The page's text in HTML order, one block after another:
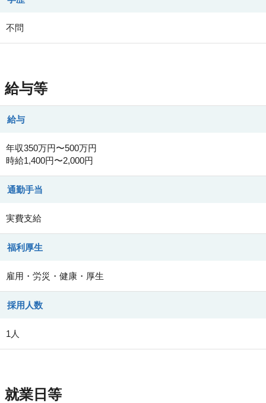
不問
給与等
給与
年収350万円〜500万円
時給1,400円〜2,000円
通勤手当
実費支給
福利厚生
雇用・労災・健康・厚生
採用人数
1人
就業日等